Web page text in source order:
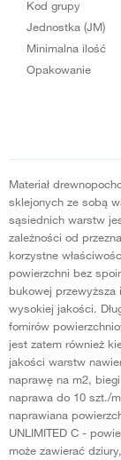
Kod grupy
Jednostka (JM)
Minimalna ilość
Opakowanie
Materiał
sklejonych ze sobą
sąsiednich warstw
zależności od
korzystne
powierzchni bez
bukowej przewyższa
wysokiej jakości.
fornirów
jest zatem również
jakości warstw
naprawę na m2,
naprawa do 10 szt./
naprawiana
UNLIMITED C -
może zawierać